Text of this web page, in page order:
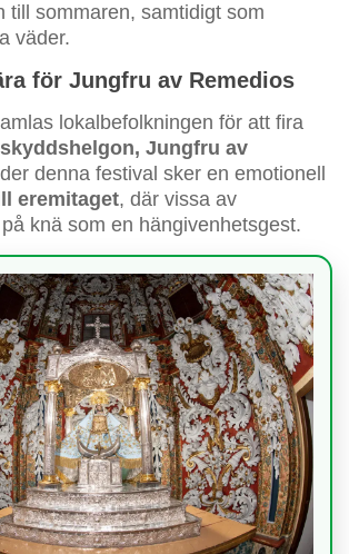
till sommaren, samtidigt som
väder.
för Jungfru av Remedios
lokalbefolkningen för att fira
Jungfru av
denna festival sker en emotionell
eremitaget, där vissa av
knä som en hängivenhetsgest.